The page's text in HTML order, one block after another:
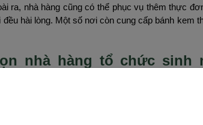
ra, nhà hàng cũng có thể phục vụ thêm thực
hài lòng. Một số nơi còn cung cấp bánh kem
nhà hàng tổ chức sinh
dễ di chuyển